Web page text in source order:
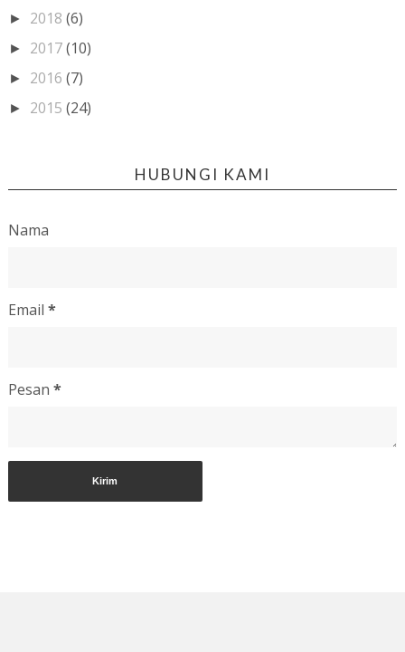
► 2018 (6)
► 2017(10)
► 2016 (7)
► 2015 (24)
HUBUNGI KAMI
Nama
Email *
Pesan *